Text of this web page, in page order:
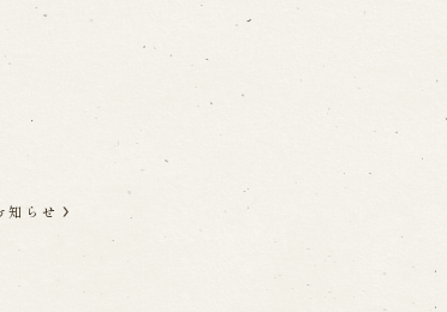
ついて
人間国宝 故鶴澤友路師匠
知らせ